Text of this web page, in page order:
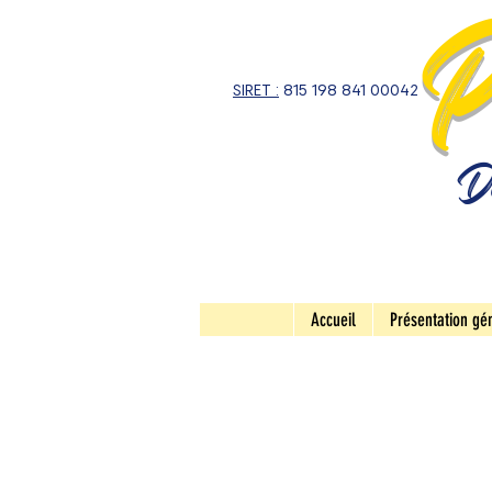
SIRET : 815 198 841 00042
Accueil Présentation